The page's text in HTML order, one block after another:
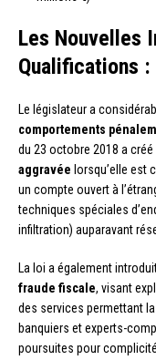
Les Nouvelles
Qualifications
Le législateur a
comportements
du 23 octobre 2018 a
aggravée lorsqu’elle est
un compte ouvert à
techniques spéciales
infiltration) auparavant
La loi a également
fraude fiscale, visant
des services permettant
banquiers et experts-
poursuites pour